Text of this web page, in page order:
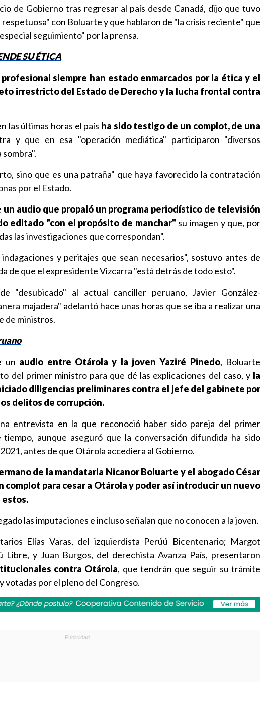
de Gobierno tras regresar al país desde Canadá, dijo que tuvo
con Boluarte y que hablaron de "la crisis reciente" que
seguimiento" por la prensa.
SU ÉTICA
siempre han estado enmarcados por la ética y el
irrestricto del Estado de Derecho y la lucha frontal contra
las últimas horas el país ha sido testigo de un complot, de una
y que en esa "operación mediática" participaron "diversos
sino que es una patraña" que haya favorecido la contratación
por el Estado.
un audio que propaló un programa periodístico de televisión
editado "con el propósito de manchar" su imagen y que, por
las investigaciones que correspondan".
y peritajes que sean necesarios", sostuvo antes de
de que el expresidente Vizcarra "está detrás de todo esto".
"desubicado" al actual canciller peruano, Javier González-
majadera" adelantó hace unas horas que se iba a realizar una
de ministros.
un audio entre Otárola y la joven Yaziré Pinedo, Boluarte
del primer ministro para que dé las explicaciones del caso, y la
diligencias preliminares contra el jefe del gabinete por
delitos de corrupción.
entrevista en la que reconoció haber sido pareja del primer
aunque aseguró que la conversación difundida ha sido
antes de que Otárola accediera al Gobierno.
de la mandataria Nicanor Boluarte y el abogado César
complot para cesar a Otárola y poder así introducir un nuevo
estos.
las imputaciones e incluso señalan que no conocen a la joven.
Elías Varas, del izquierdista Perúú Bicentenario; Margot
Libre, y Juan Burgos, del derechista Avanza País, presentaron
contra Otárola, que tendrán que seguir su trámite
votadas por el pleno del Congreso.